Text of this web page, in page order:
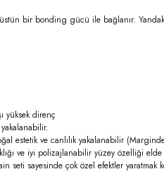
bir bonding gücü ile bağlanır.
yüksek direnç
estetik ve canlılık yakalanabilir
ve iyi polizajlanabilir yüzey özelliği
seti sayesinde çok özel efektler yaratmak